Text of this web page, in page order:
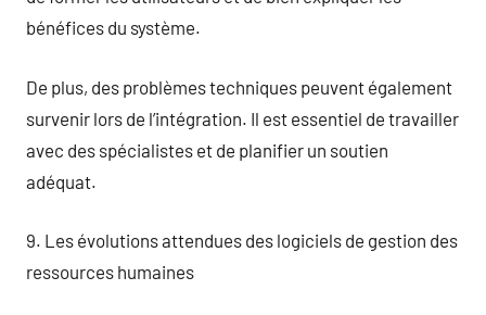
bénéfices du système.
De plus, des problèmes techniques peuvent également
survenir lors de l’intégration. Il est essentiel de travailler
avec des spécialistes et de planifier un soutien
adéquat.
9. Les évolutions attendues des logiciels de gestion des
ressources humaines